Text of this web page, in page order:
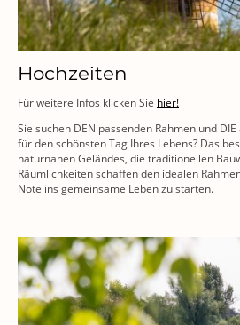
Hochzeiten
Für weitere Infos klicken Sie hier!
Sie suchen DEN passenden Rahmen und
für den schönsten Tag Ihres Lebens? Das
naturnahen Geländes, die traditionellen
Räumlichkeiten schaffen den idealen
Note ins gemeinsame Leben zu starten.